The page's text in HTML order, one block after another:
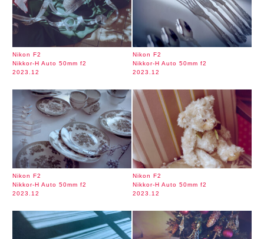
Nikon F2
Nikkor-H Auto 50mm f2
2023.12
Nikon F2
Nikkor-H Auto 50mm f2
2023.12
Nikon F2
Nikkor-H Auto 50mm f2
2023.12
Nikon F2
Nikkor-H Auto 50mm f2
2023.12